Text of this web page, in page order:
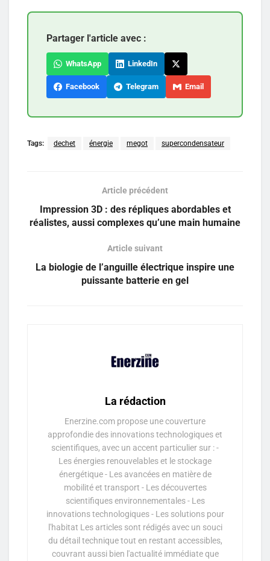
Partager l'article avec :
WhatsApp LinkedIn
Facebook Telegram Email
Tags: dechet énergie megot supercondensateur
Article précédent
Impression 3D : des répliques abordables et
réalistes, aussi complexes qu’une main humaine
Article suivant
La biologie de l’anguille électrique inspire une
puissante batterie en gel
La rédaction
Enerzine.com propose une couverture
approfondie des innovations technologiques et
scientifiques, avec un accent particulier sur : -
Les énergies renouvelables et le stockage
énergétique - Les avancées en matière de
mobilité et transport - Les découvertes
scientifiques environnementales - Les
innovations technologiques - Les solutions pour
l'habitat Les articles sont rédigés avec un souci
du détail technique tout en restant accessibles,
couvrant aussi bien l'actualité immédiate que